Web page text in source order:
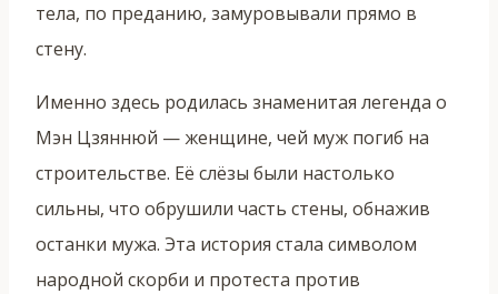
тела, по преданию, замуровывали прямо в
стену.
Именно здесь родилась знаменитая легенда о
Мэн Цзяннюй — женщине, чей муж погиб на
строительстве. Её слёзы были настолько
сильны, что обрушили часть стены, обнажив
останки мужа. Эта история стала символом
народной скорби и протеста против